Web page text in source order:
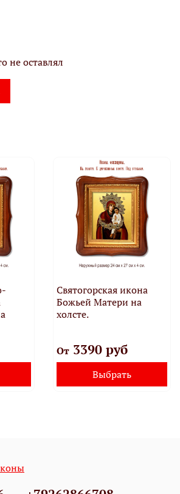
не оставлял
Святогорская икона
Божьей Матери на
холсте.
От3390 руб
Выбрать